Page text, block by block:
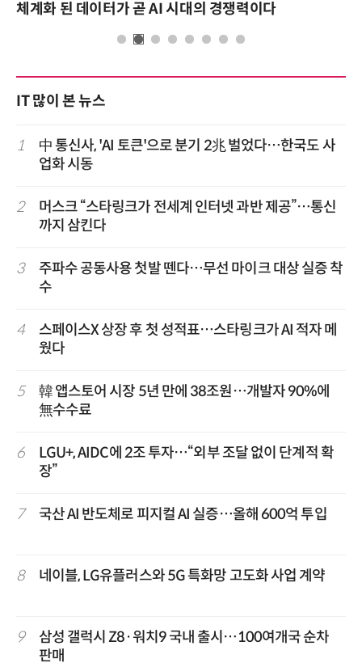
체계화 된 데이터가 곧 AI 시대의 경쟁력이다
IT 많이 본 뉴스
1
中 통신사, 'AI 토큰'으로 분기 2兆 벌었다…한국도 사
업화 시동
2
머스크 “스타링크가 전세계 인터넷 과반 제공”…통신
까지 삼킨다
3
주파수 공동사용 첫발 뗀다…무선 마이크 대상 실증 착
수
4
스페이스X 상장 후 첫 성적표…스타링크가 AI 적자 메
웠다
5
韓 앱스토어 시장 5년 만에 38조원…개발자 90%에
無수수료
6
LGU+, AIDC에 2조 투자…“외부 조달 없이 단계적 확
장”
7 국산 AI 반도체로 피지컬 AI 실증…올해 600억 투입
8 네이블, LG유플러스와 5G 특화망 고도화 사업 계약
9
삼성 갤럭시 Z8·워치9 국내 출시…100여개국 순차
판매